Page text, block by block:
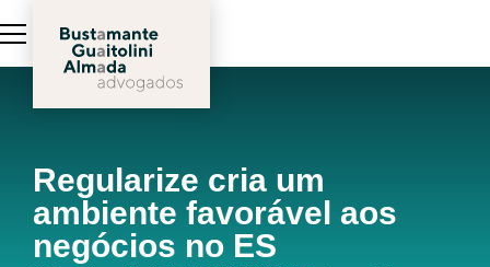
Regularize cria um
ambiente favorável aos
negócios no ES